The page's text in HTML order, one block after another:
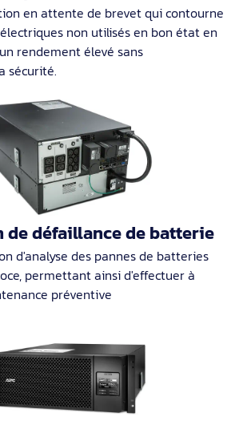
en attente de brevet qui contourne
non utilisés en bon état en
rendement élevé sans
sécurité.
défaillance de batterie
d'analyse des pannes de batteries
permettant ainsi d'effectuer à
préventive